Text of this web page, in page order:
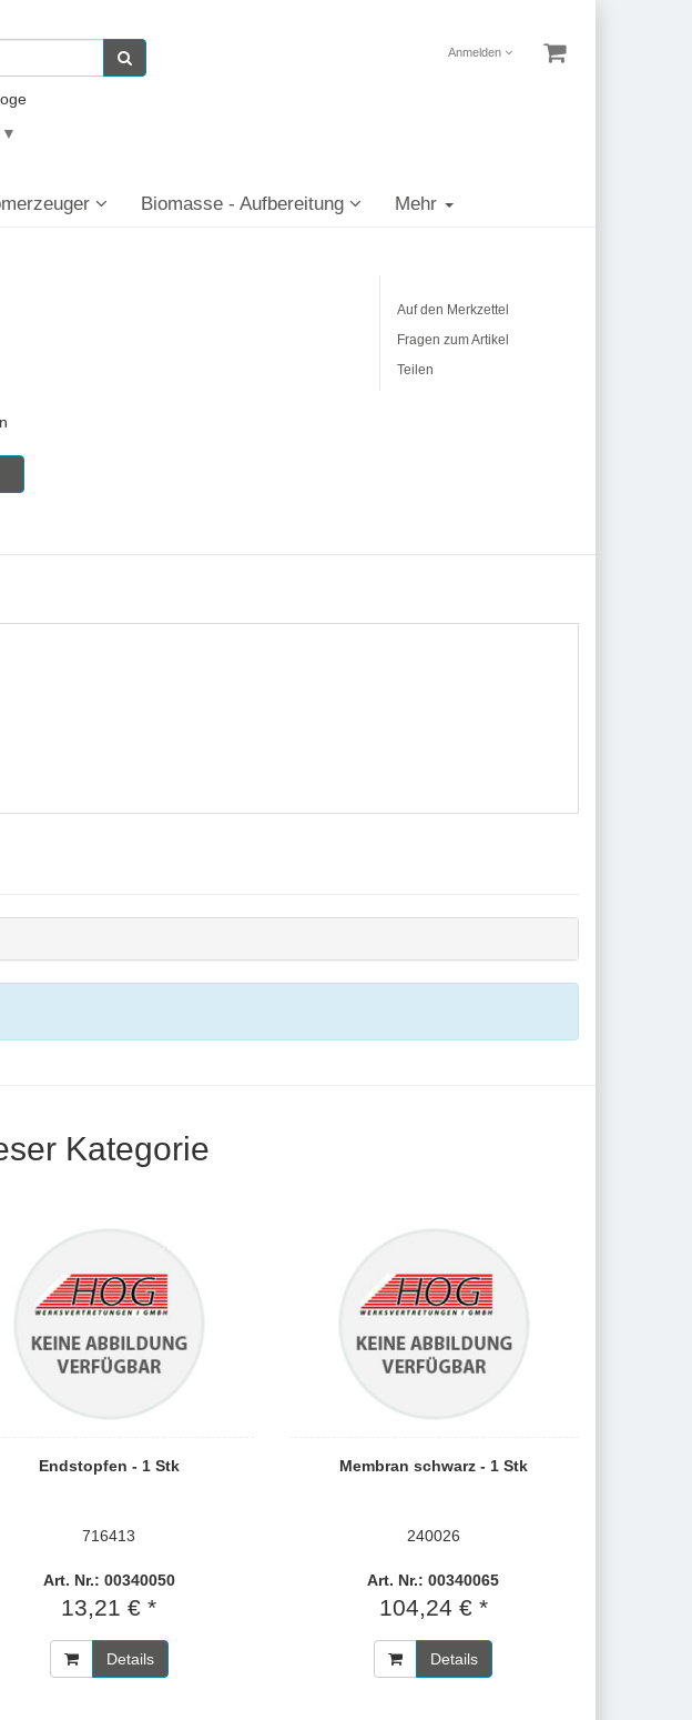
Anmelden
▼
Biomasse - Aufbereitung Mehr
Auf den Merkzettel
Fragen zum Artikel
Teilen
Kategorie
Endstopfen - 1 Stk
716413
Art. Nr.: 00340050
13,21 € *
Details
Membran schwarz - 1 Stk
240026
Art. Nr.: 00340065
104,24 € *
Details